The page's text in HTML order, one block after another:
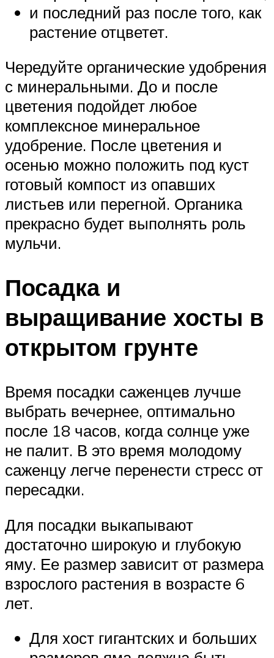
и последний раз после того, как
растение отцветет.
Чередуйте органические удобрения
с минеральными. До и после
цветения подойдет любое
комплексное минеральное
удобрение. После цветения и
осенью можно положить под куст
готовый компост из опавших
листьев или перегной. Органика
прекрасно будет выполнять роль
мульчи.
Посадка и
выращивание хосты в
открытом грунте
Время посадки саженцев лучше
выбрать вечернее, оптимально
после 18 часов, когда солнце уже
не палит. В это время молодому
саженцу легче перенести стресс от
пересадки.
Для посадки выкапывают
достаточно широкую и глубокую
яму. Ее размер зависит от размера
взрослого растения в возрасте 6
лет.
Для хост гигантских и больших